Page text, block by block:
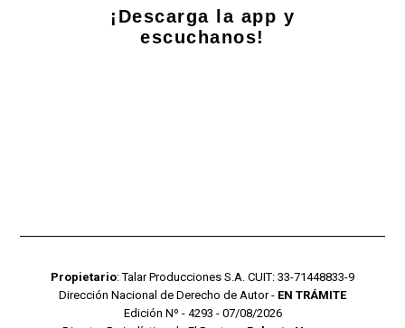
¡Descarga la app y
escuchanos!
Propietario: Talar Producciones S.A. CUIT: 33-71448833-9
Dirección Nacional de Derecho de Autor - EN TRÁMITE
Edición Nº - 4293 - 07/08/2026